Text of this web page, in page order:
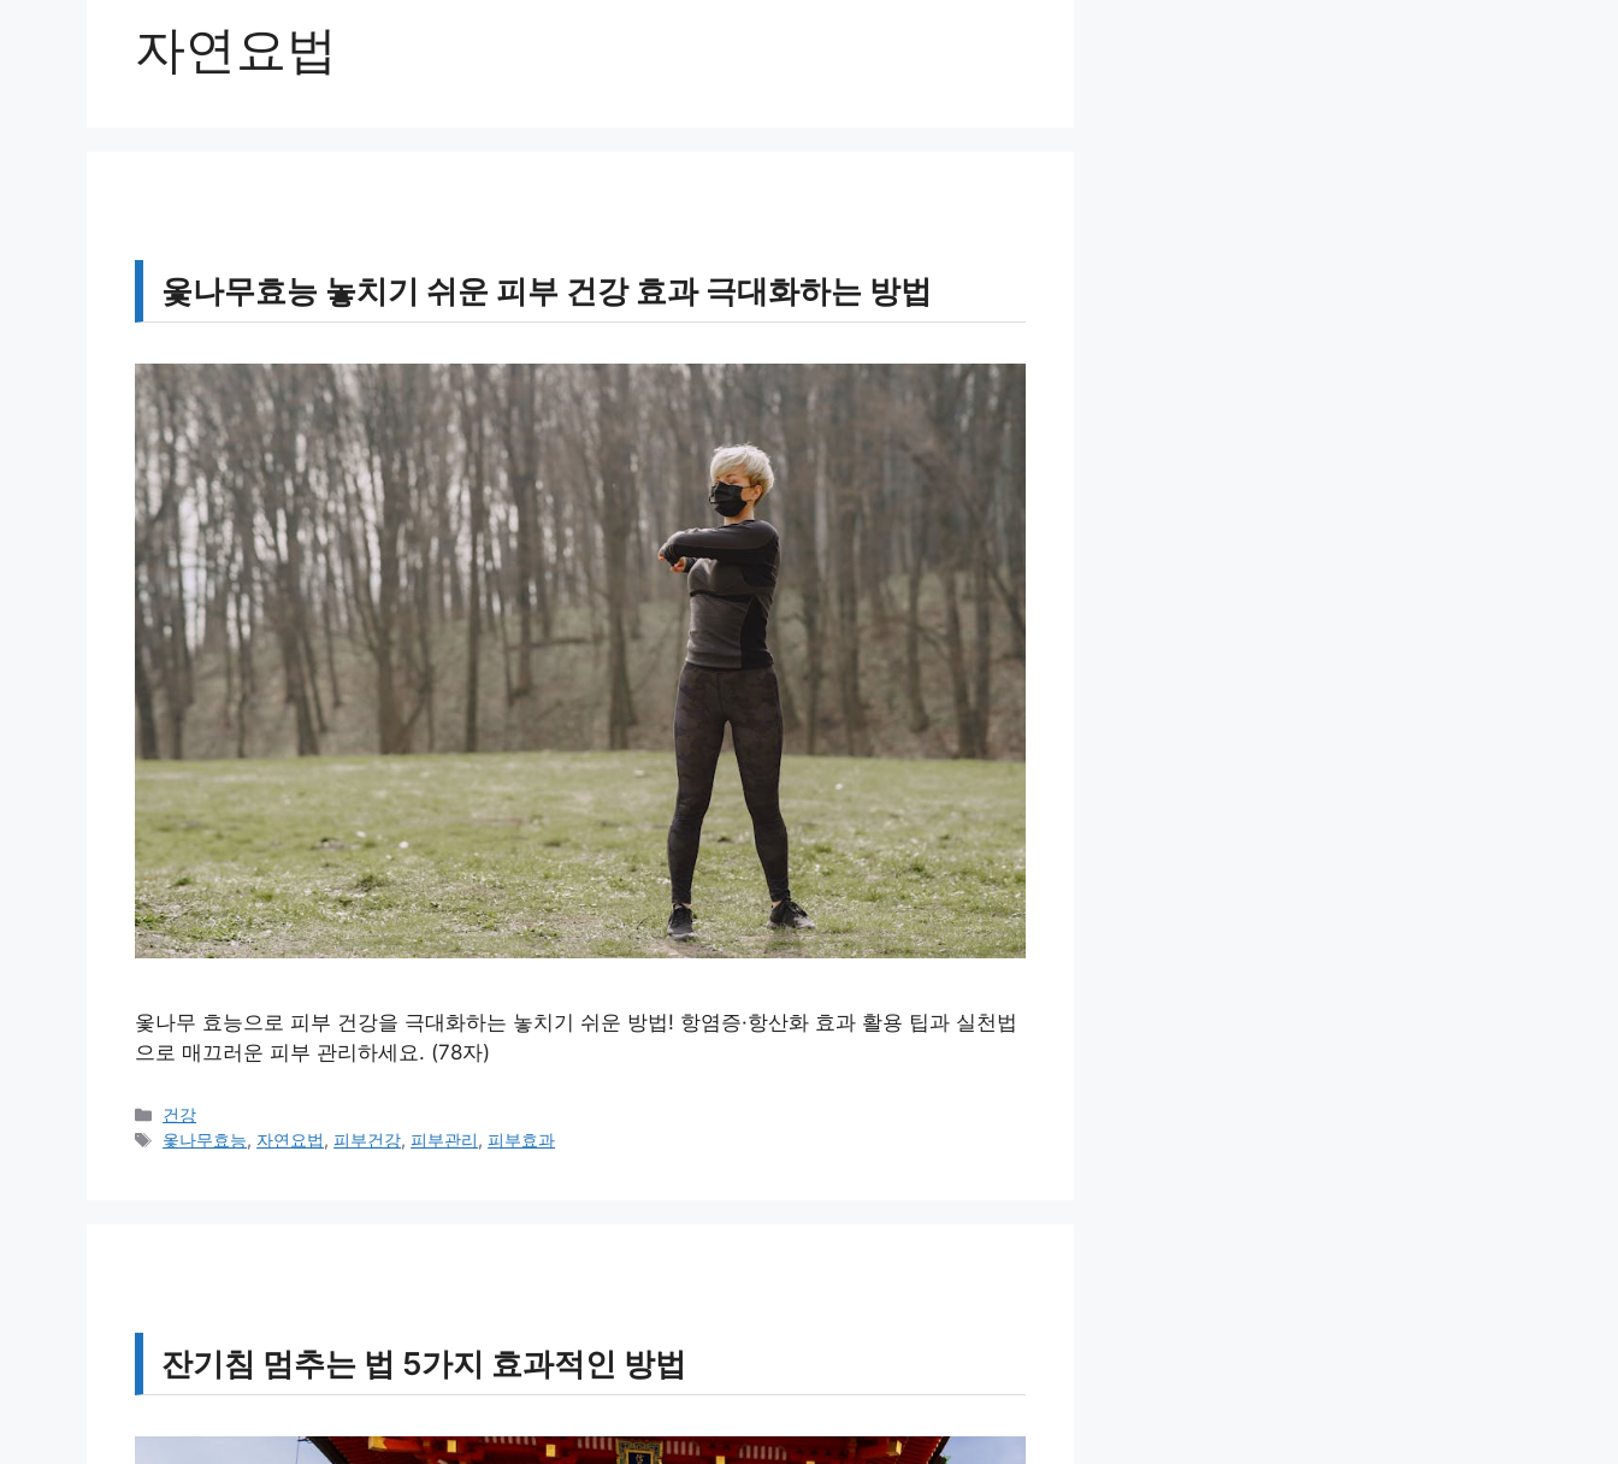
자연요법
옻나무효능 놓치기 쉬운 피부 건강 효과 극대화하는 방법
옻나무 효능으로 피부 건강을 극대화하는 놓치기 쉬운 방법! 항염증·항산화 효과 활용 팁과 실천법
으로 매끄러운 피부 관리하세요. (78자)
카
테
건강
태
옻나무효능, 자연요법,피부건강,피부관리,피부효과
잔기침 멈추는 법 5가지 효과적인 방법